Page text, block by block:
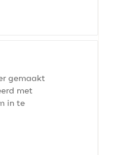
gemaakt
met
in te